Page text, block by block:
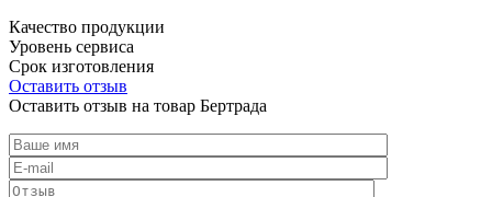
Качество продукции
Уровень сервиса
Срок изготовления
Оставить отзыв
Оставить отзыв на товар Бертрада